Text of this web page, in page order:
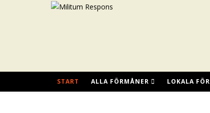
START ALLA FÖRMÅNER LOKALA